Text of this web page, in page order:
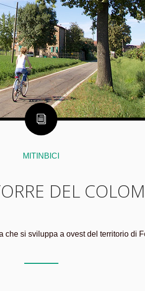
MITINBICI
DEL
che si sviluppa a ovest del territorio di